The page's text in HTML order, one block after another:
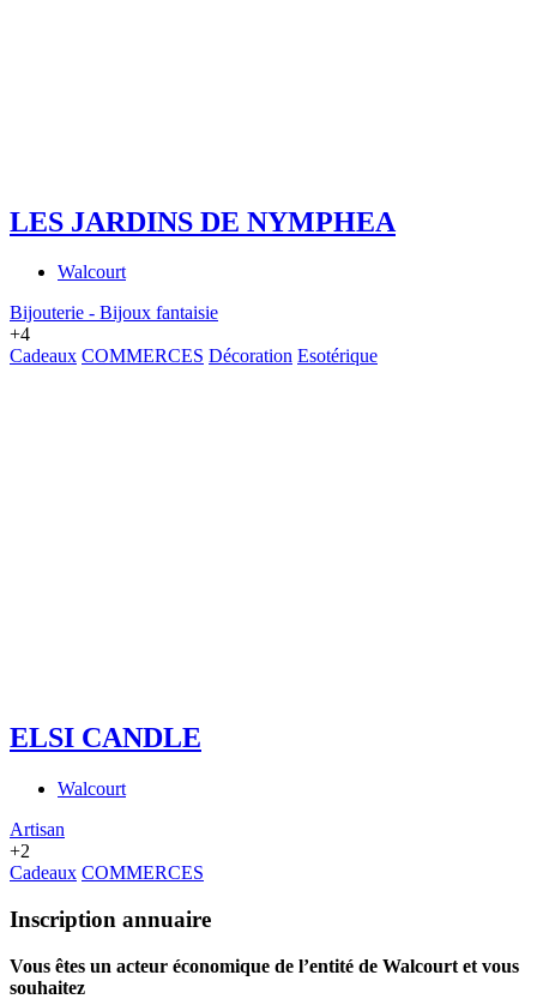
LES JARDINS DE NYMPHEA
Walcourt
Bijouterie - Bijoux fantaisie
+4
Cadeaux COMMERCES Décoration Esotérique
ELSI CANDLE
Walcourt
Artisan
+2
Cadeaux COMMERCES
Inscription annuaire
Vous êtes un acteur économique de l’entité de Walcourt et vous
souhaitez